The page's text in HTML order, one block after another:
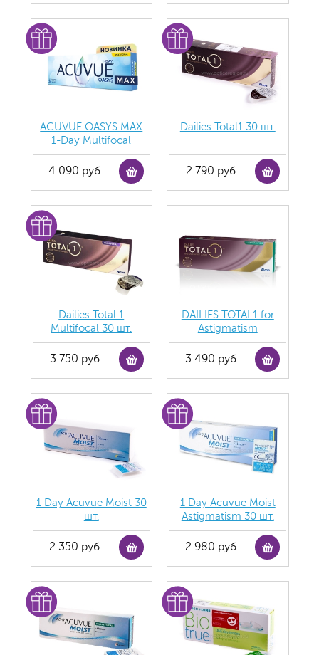
ACUVUE OASYS MAX
1-Day Multifocal
4 090 руб.
Dailies Total1 30 шт.
2 790 руб.
Dailies Total 1
Multifocal 30 шт.
3 750 руб.
DAILIES TOTAL1 for
Astigmatism
3 490 руб.
1 Day Acuvue Moist 30
шт.
2 350 руб.
1 Day Acuvue Moist
Аstigmatism 30 шт.
2 980 руб.